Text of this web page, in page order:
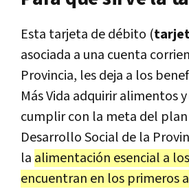
Esta tarjeta de débito (
asociada a una cuenta
Provincia, les deja a los
Más Vida adquirir alimentos
cumplir con la meta del
Desarrollo Social de la
la alimentación esencial a
encuentran en los primeros